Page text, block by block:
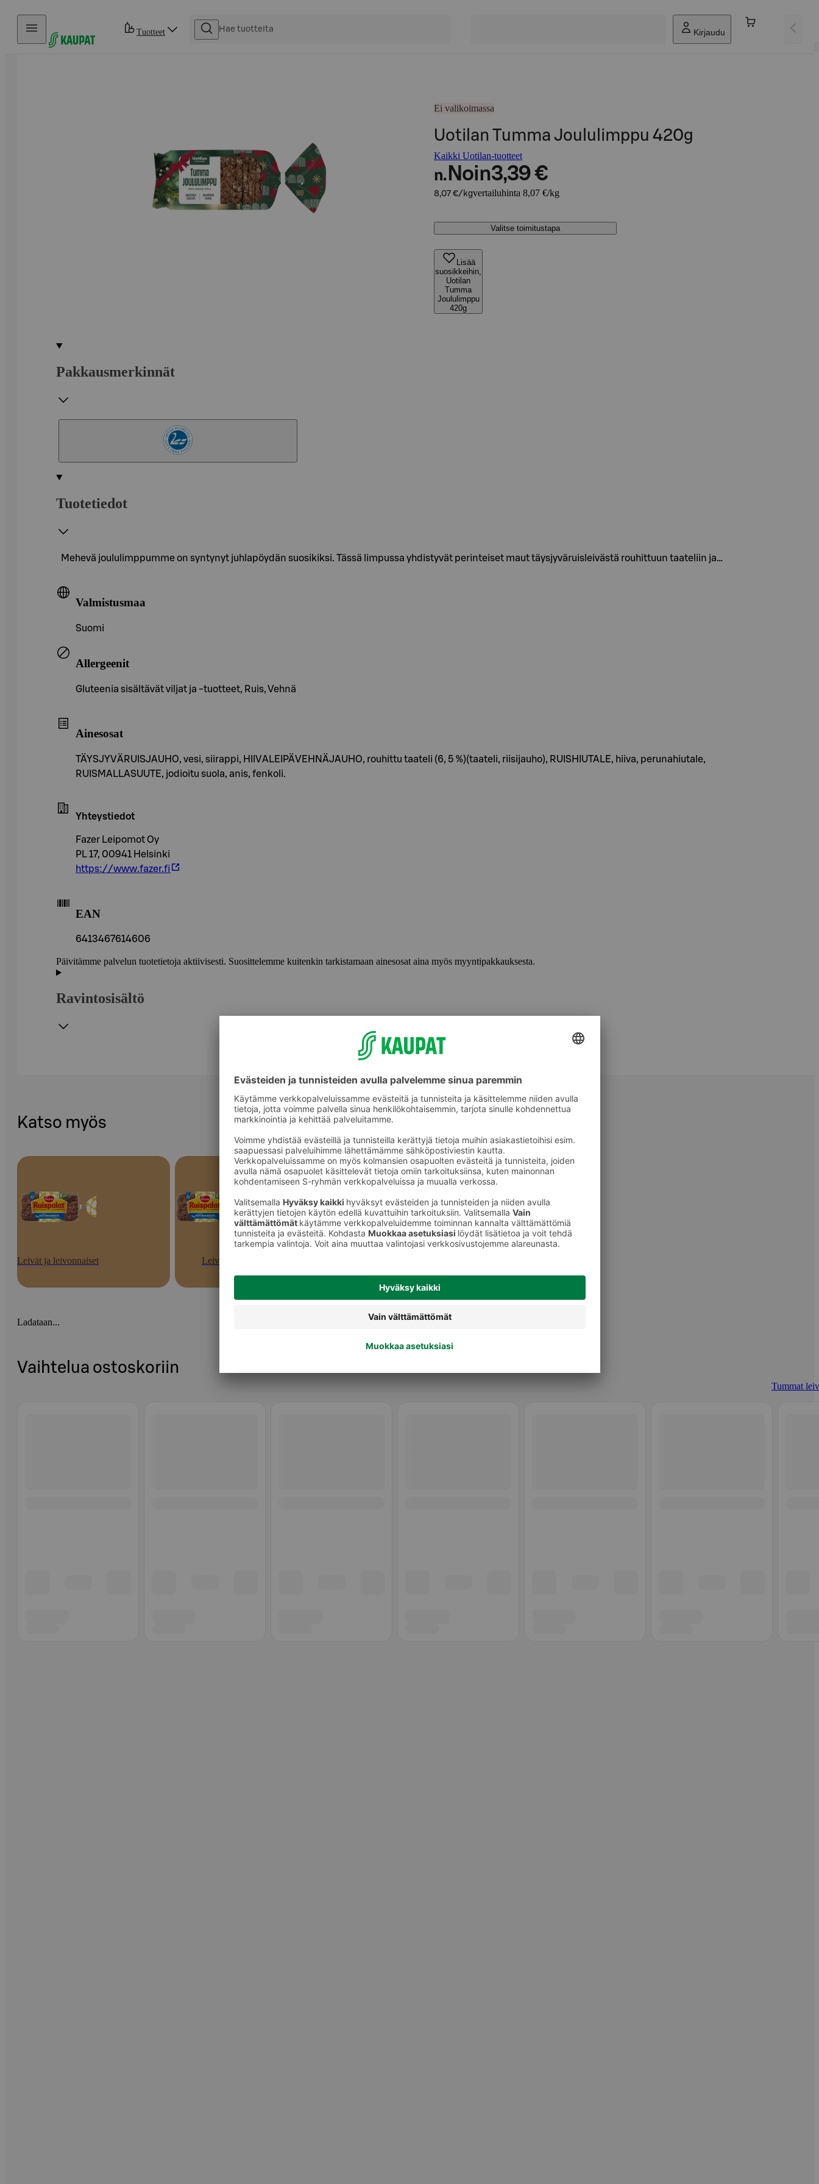
Hyppää sisältöön
Tuotteet Kirjaudu
Ei valikoimassa
Uotilan Tumma Joululimppu 420g
Kaikki Uotilan-tuotteet
n. Noin3,39 €
8,07 €/kgvertailuhinta 8,07 €/kg
Valitse toimitustapa
Lisää
suosikkeihin,
Uotilan
Tumma
Joululimppu
420g
Pakkausmerkinnät
Tuotetiedot
Mehevä joululimppumme on syntynyt juhlapöydän suosikiksi. Tässä limpussa yhdistyvät perinteiset maut täysjyväruisleivästä rouhittuun taateliin ja…
Valmistusmaa
Suomi
Allergeenit
Gluteenia sisältävät viljat ja -tuotteet, Ruis, Vehnä
Ainesosat
TÄYSJYVÄRUISJAUHO, vesi, siirappi, HIIVALEIPÄVEHNÄJAUHO, rouhittu taateli (6, 5 %)(taateli, riisijauho), RUISHIUTALE, hiiva, perunahiutale,
RUISMALLASUUTE, jodioitu suola, anis, fenkoli.
Yhteystiedot
Fazer Leipomot Oy
PL 17, 00941 Helsinki
https://www.fazer.fi
EAN
6413467614606
Päivitämme palvelun tuotetietoja aktiivisesti. Suosittelemme kuitenkin tarkistamaan ainesosat aina myös myyntipakkauksesta.
Ravintosisältö
Katso myös
Leivät ja leivonnaiset Leivät
Ladataan...
Vaihtelua ostoskoriin
Tummat